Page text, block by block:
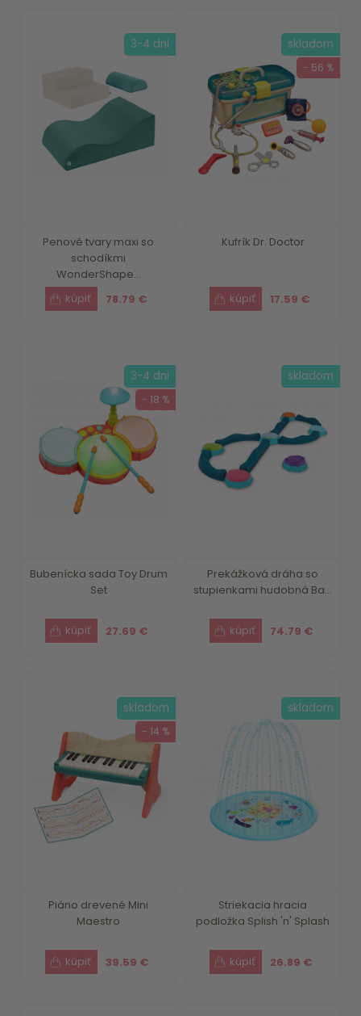
Penové tvary maxi so
schodíkmi
WonderShape...
78.79 €
3-4 dni
Kufrík Dr. Doctor
17.59 €
skladom
- 56 %
Bubenícka sada Toy Drum
Set
27.69 €
3-4 dni
- 18 %
Prekážková dráha so
stupienkami hudobná Ba...
74.79 €
skladom
Piáno drevené Mini
Maestro
39.59 €
skladom
- 14 %
Striekacia hracia
podložka Splish 'n' Splash
26.89 €
skladom